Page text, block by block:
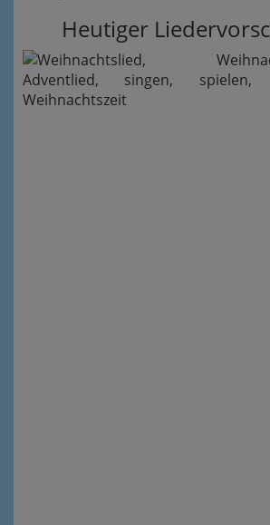
Heutiger